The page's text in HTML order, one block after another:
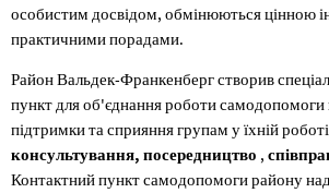
особистим досвідом, обмінюються цінною
практичними порадами.
Район Вальдек-Франкенберг створив
пункт для об'єднання роботи самодопомоги
підтримки та сприяння групам у їхній
консультування, посередництво ,
Контактний пункт самодопомоги району